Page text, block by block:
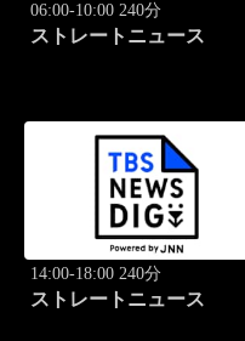
06:00-10:00 240分
ストレートニュース
14:00-18:00 240分
ストレートニュース